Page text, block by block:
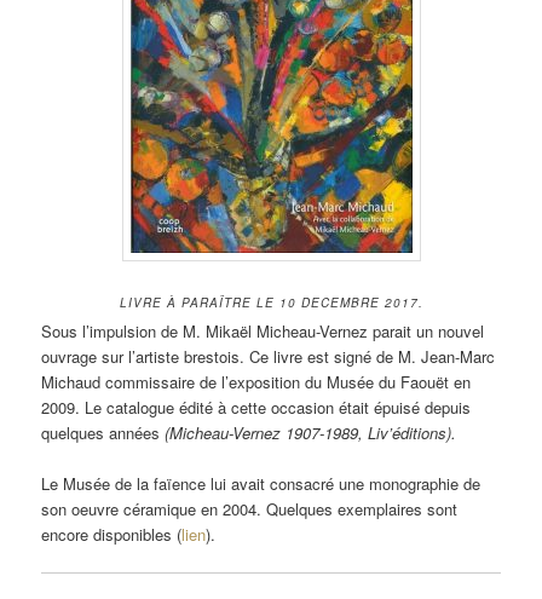
LIVRE À PARAÎTRE LE 10 DECEMBRE 2017.
Sous l’impulsion de M. Mikaël Micheau-Vernez parait un nouvel
ouvrage sur l’artiste brestois. Ce livre est signé de M. Jean-Marc
Michaud commissaire de l’exposition du Musée du Faouët en
2009. Le catalogue édité à cette occasion était épuisé depuis
quelques années(Micheau-Vernez 1907-1989, Liv’éditions).
Le Musée de la faïence lui avait consacré une monographie de
son oeuvre céramique en 2004. Quelques exemplaires sont
encore disponibles (lien).